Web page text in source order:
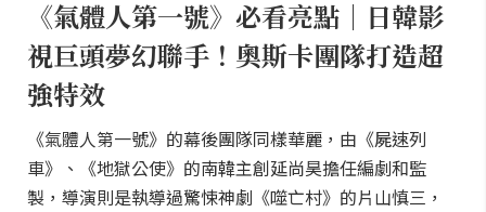
《氣體人第一號》必看亮點｜日韓影
視巨頭夢幻聯手！奧斯卡團隊打造超
強特效
《氣體人第一號》的幕後團隊同樣華麗，由《屍速列
車》、《地獄公使》的南韓主創延尚昊擔任編劇和監
製，導演則是執導過驚悚神劇《噬亡村》的片山慎三，